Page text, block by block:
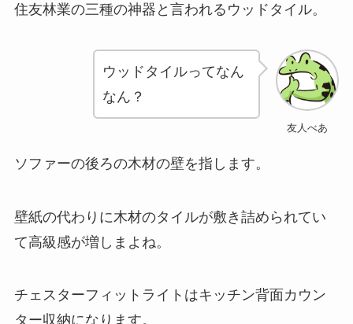
住友林業の三種の神器と言われるウッドタイル。
友人べあ
ウッドタイルってなん
なん？
ソファーの後ろの木材の壁を指します。
壁紙の代わりに木材のタイルが敷き詰められてい
て高級感が増しまよね。
チェスターフィットライトはキッチン背面カウン
ター収納になります。